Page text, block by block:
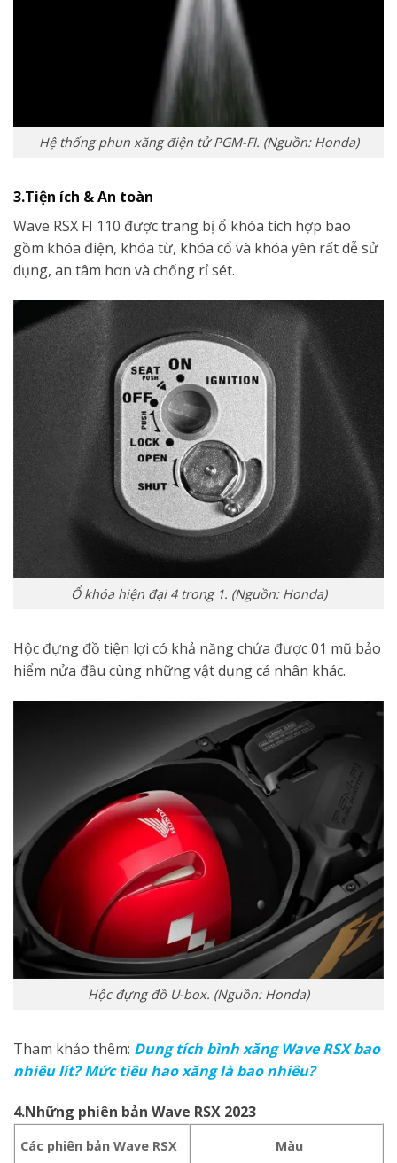
Hệ thống phun xăng điện tử PGM-FI. (Nguồn: Honda)
3.Tiện ích & An toàn
Wave RSX FI 110 được trang bị ổ khóa tích hợp bao
gồm khóa điện, khóa từ, khóa cổ và khóa yên rất dễ sử
dụng, an tâm hơn và chống rỉ sét.
Ổ khóa hiện đại 4 trong 1. (Nguồn: Honda)
Hộc đựng đồ tiện lợi có khả năng chứa được 01 mũ bảo
hiểm nửa đầu cùng những vật dụng cá nhân khác.
Hộc đựng đồ U-box. (Nguồn: Honda)
Tham khảo thêm: Dung tích bình xăng Wave RSX bao
nhiêu lít? Mức tiêu hao xăng là bao nhiêu?
4.Những phiên bản Wave RSX 2023
Các phiên bản Wave RSX Màu